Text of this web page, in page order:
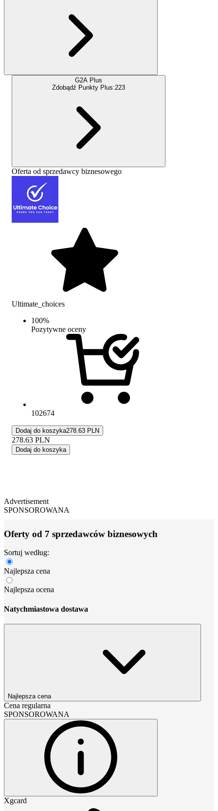
G2A Plus
Zdobądź Punkty Plus:223
Oferta od sprzedawcy biznesowego
Ultimate_choices
100%
Pozytywne oceny
102674
Dodaj do koszyka278.63 PLN
278.63 PLN
Dodaj do koszyka
Advertisement
SPONSOROWANA
Oferty od 7 sprzedawców biznesowych
Sortuj według:
Najlepsza cena
Najlepsza ocena
Natychmiastowa dostawa
Najlepsza cena
Cena regularna
SPONSOROWANA
Xgcard